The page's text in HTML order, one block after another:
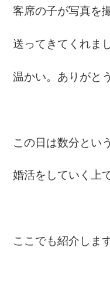
客席の子が写真を
送ってきてくれま
温かい。ありがと
この日は数分とい
婚活をしていく上
ここでも紹介しま